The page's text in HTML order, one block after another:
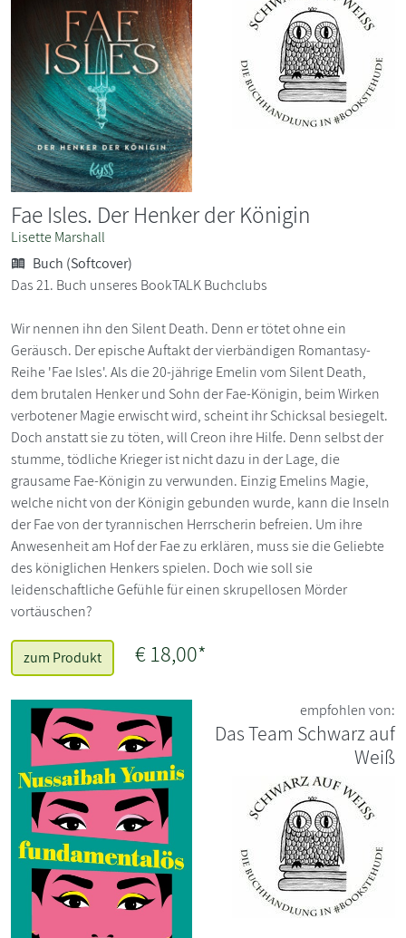
Fae Isles. Der Henker der Königin
Lisette Marshall
Buch (Softcover)
Das 21. Buch unseres BookTALK Buchclubs
Wir nennen ihn den Silent Death. Denn er tötet ohne ein
Geräusch. Der epische Auftakt der vierbändigen Romantasy-
Reihe 'Fae Isles'. Als die 20-jährige Emelin vom Silent Death,
dem brutalen Henker und Sohn der Fae-Königin, beim Wirken
verbotener Magie erwischt wird, scheint ihr Schicksal besiegelt.
Doch anstatt sie zu töten, will Creon ihre Hilfe. Denn selbst der
stumme, tödliche Krieger ist nicht dazu in der Lage, die
grausame Fae-Königin zu verwunden. Einzig Emelins Magie,
welche nicht von der Königin gebunden wurde, kann die Inseln
der Fae von der tyrannischen Herrscherin befreien. Um ihre
Anwesenheit am Hof der Fae zu erklären, muss sie die Geliebte
des königlichen Henkers spielen. Doch wie soll sie
leidenschaftliche Gefühle für einen skrupellosen Mörder
vortäuschen?
zum Produkt € 18,00*
empfohlen von:
Das Team Schwarz auf
Weiß